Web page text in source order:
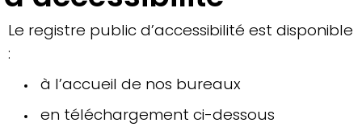
Le registre public d’accessibilité est disponible
:
à l’accueil de nos bureaux
en téléchargement ci-dessous